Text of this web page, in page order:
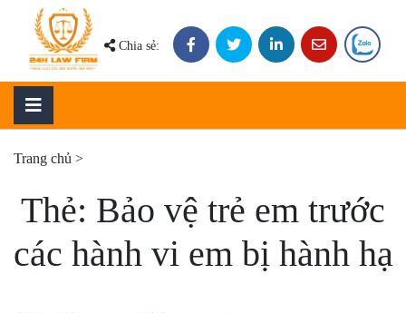
content
Chia sẻ:
Trang chủ >
Thẻ: Bảo vệ trẻ em trước
các hành vi em bị hành hạ